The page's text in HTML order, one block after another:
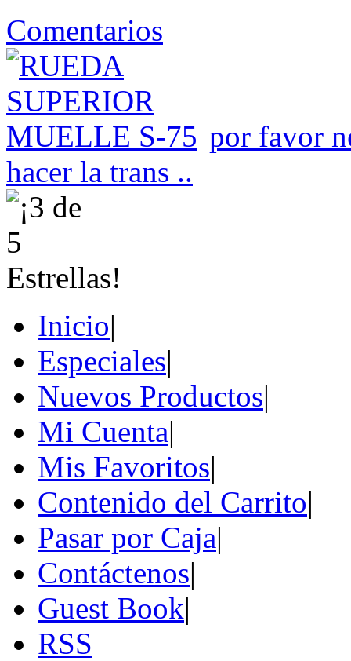
Comentarios
por favor
hacer la trans ..
Inicio|
Especiales|
Nuevos Productos|
Mi Cuenta|
Mis Favoritos|
Contenido del Carrito|
Pasar por Caja|
Contáctenos|
Guest Book|
RSS